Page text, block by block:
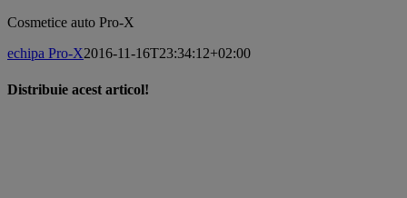
Cosmetice auto Pro-X
echipa Pro-X2016-11-16T23:34:12+02:00
Distribuie acest articol!